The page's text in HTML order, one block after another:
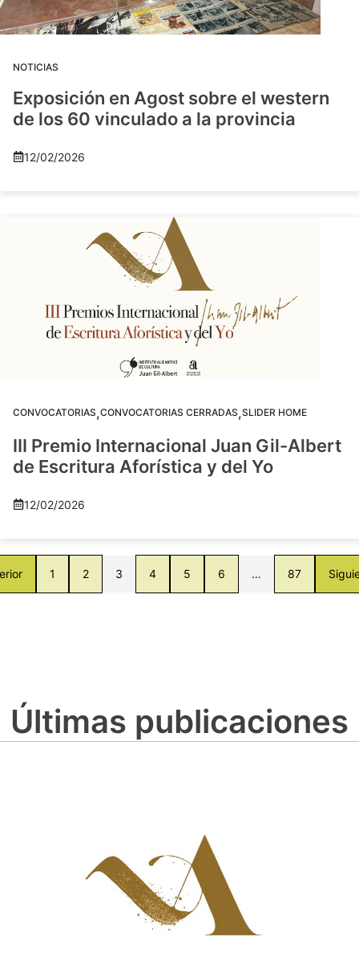
NOTICIAS
Exposición en Agost sobre el western
de los 60 vinculado a la provincia
12/02/2026
CONVOCATORIAS,CONVOCATORIAS CERRADAS,SLIDER HOME
III Premio Internacional Juan Gil-Albert
de Escritura Aforística y del Yo
12/02/2026
1 2 3 4 5 6 … 87
Últimas publicaciones